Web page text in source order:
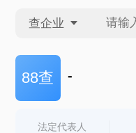
查企业
查企业
88查 -
法定代表人